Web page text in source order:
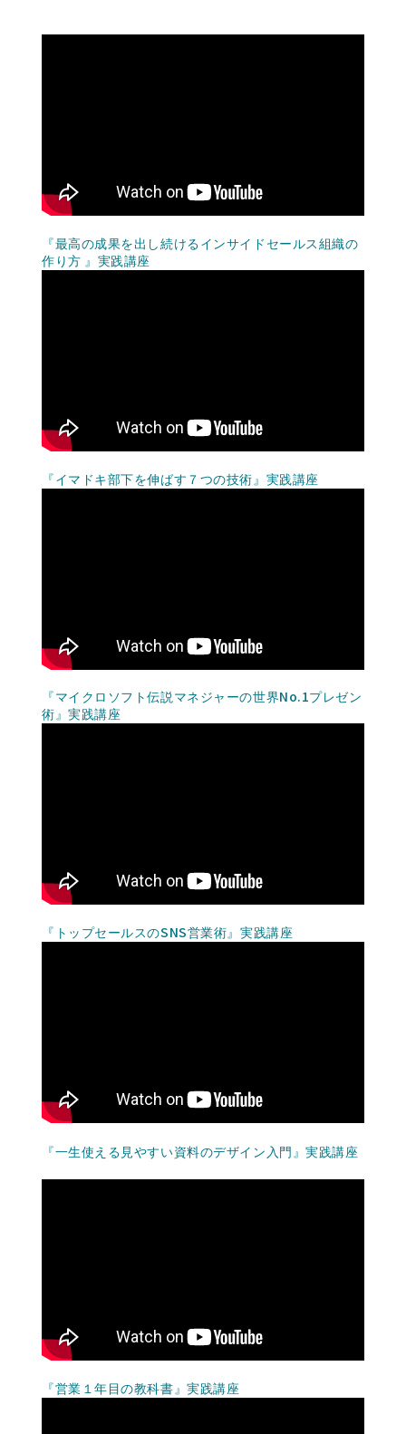
『最高の成果を出し続けるインサイドセールス組織の
作り方 』実践講座
『イマドキ部下を伸ばす７つの技術』実践講座
『マイクロソフト伝説マネジャーの世界No.1プレゼン
術』実践講座
『トップセールスのSNS営業術』実践講座
『一生使える見やすい資料のデザイン入門』実践講座
『営業１年目の教科書』実践講座